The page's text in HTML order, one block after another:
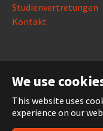
We use
This website uses
experience on our
Studienvertretungen
Kontakt
Impressum
Datenschutz